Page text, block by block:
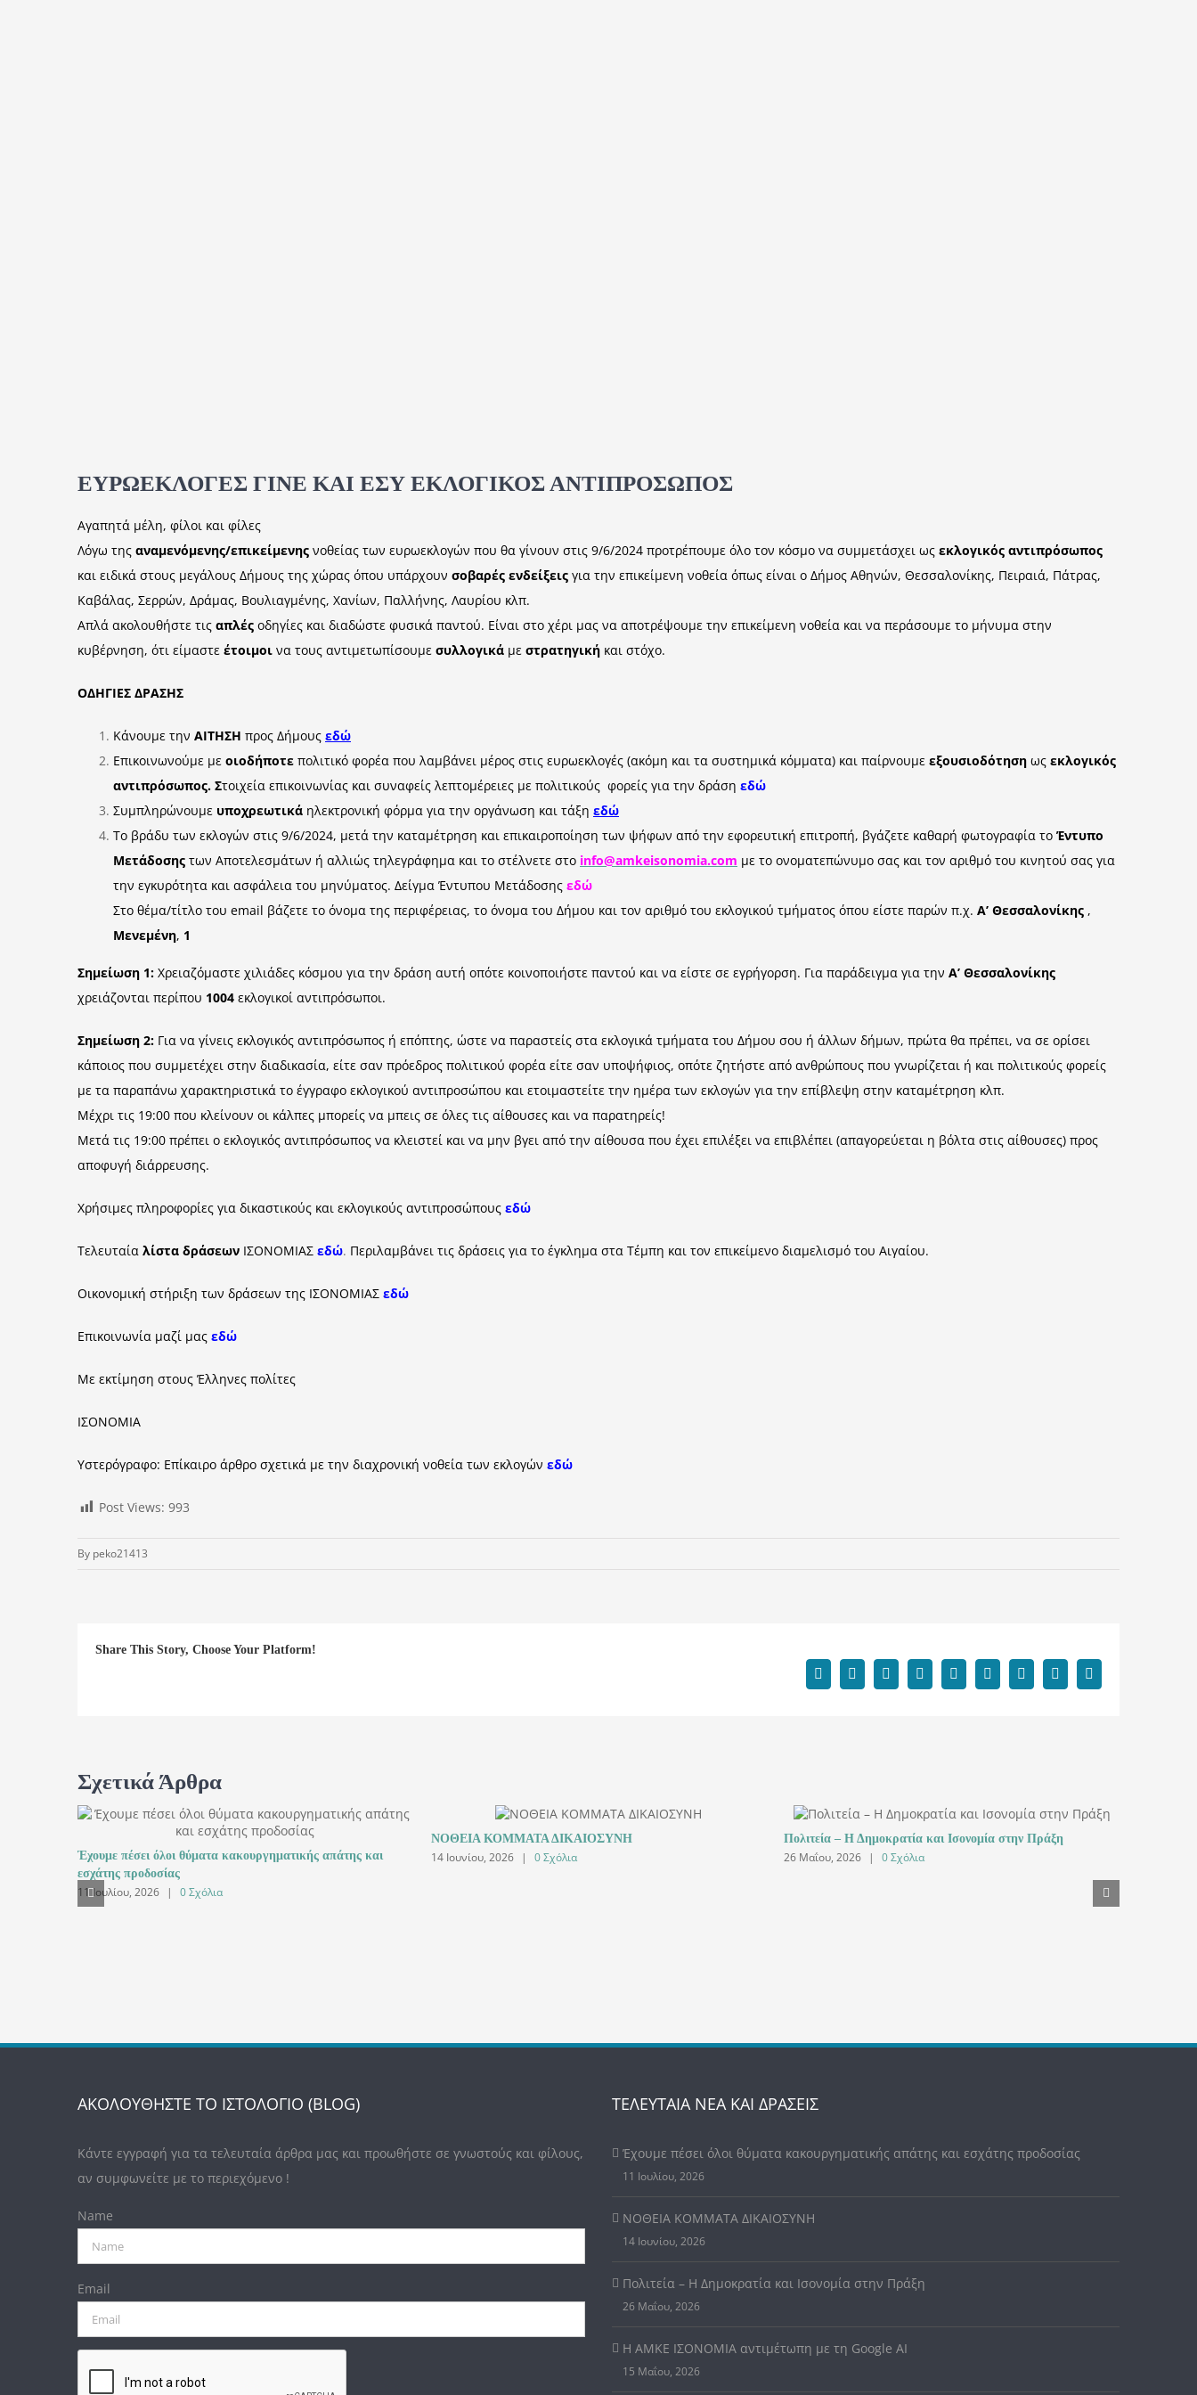
ΕΥΡΩΕΚΛΟΓΕΣ ΓΙΝΕ ΚΑΙ ΕΣΥ ΕΚΛΟΓΙΚΟΣ ΑΝΤΙΠΡΟΣΩΠΟΣ
Αγαπητά μέλη, φίλοι και φίλες
Λόγω της αναμενόμενης/επικείμενης νοθείας των ευρωεκλογών που θα γίνουν στις 9/6/2024 προτρέπουμε όλο τον κόσμο να συμμετάσχει ως εκλογικός αντιπρόσωπος
και ειδικά στους μεγάλους Δήμους της χώρας όπου υπάρχουν σοβαρές ενδείξεις για την επικείμενη νοθεία όπως είναι ο Δήμος Αθηνών, Θεσσαλονίκης, Πειραιά, Πάτρας,
Καβάλας, Σερρών, Δράμας, Βουλιαγμένης, Χανίων, Παλλήνης, Λαυρίου κλπ.
Απλά ακολουθήστε τις απλές οδηγίες και διαδώστε φυσικά παντού. Είναι στο χέρι μας να αποτρέψουμε την επικείμενη νοθεία και να περάσουμε το μήνυμα στην
κυβέρνηση, ότι είμαστε έτοιμοι να τους αντιμετωπίσουμε συλλογικά με στρατηγική και στόχο.
ΟΔΗΓΙΕΣ ΔΡΑΣΗΣ
Κάνουμε την ΑΙΤΗΣΗ προς Δήμους εδώ
Επικοινωνούμε με οιοδήποτε πολιτικό φορέα που λαμβάνει μέρος στις ευρωεκλογές (ακόμη και τα συστημικά κόμματα) και παίρνουμε εξουσιοδότηση ως εκλογικός
αντιπρόσωπος. Στοιχεία επικοινωνίας και συναφείς λεπτομέρειες με πολιτικούς φορείς για την δράση εδώ
Συμπληρώνουμε υποχρεωτικά ηλεκτρονική φόρμα για την οργάνωση και τάξη εδώ
Το βράδυ των εκλογών στις 9/6/2024, μετά την καταμέτρηση και επικαιροποίηση των ψήφων από την εφορευτική επιτροπή, βγάζετε καθαρή φωτογραφία το Έντυπο
Μετάδοσης των Αποτελεσμάτων ή αλλιώς τηλεγράφημα και το στέλνετε στο info@amkeisonomia.com με το ονοματεπώνυμο σας και τον αριθμό του κινητού σας για
την εγκυρότητα και ασφάλεια του μηνύματος. Δείγμα Έντυπου Μετάδοσης εδώ
Στο θέμα/τίτλο του email βάζετε το όνομα της περιφέρειας, το όνομα του Δήμου και τον αριθμό του εκλογικού τμήματος όπου είστε παρών π.χ. Α’ Θεσσαλονίκης ,
Μενεμένη, 1
Σημείωση 1: Χρειαζόμαστε χιλιάδες κόσμου για την δράση αυτή οπότε κοινοποιήστε παντού και να είστε σε εγρήγορση. Για παράδειγμα για την Α’ Θεσσαλονίκης
χρειάζονται περίπου 1004 εκλογικοί αντιπρόσωποι.
Σημείωση 2: Για να γίνεις εκλογικός αντιπρόσωπος ή επόπτης, ώστε να παραστείς στα εκλογικά τμήματα του Δήμου σου ή άλλων δήμων, πρώτα θα πρέπει, να σε ορίσει
κάποιος που συμμετέχει στην διαδικασία, είτε σαν πρόεδρος πολιτικού φορέα είτε σαν υποψήφιος, οπότε ζητήστε από ανθρώπους που γνωρίζεται ή και πολιτικούς φορείς
με τα παραπάνω χαρακτηριστικά το έγγραφο εκλογικού αντιπροσώπου και ετοιμαστείτε την ημέρα των εκλογών για την επίβλεψη στην καταμέτρηση κλπ.
Μέχρι τις 19:00 που κλείνουν οι κάλπες μπορείς να μπεις σε όλες τις αίθουσες και να παρατηρείς!
Μετά τις 19:00 πρέπει ο εκλογικός αντιπρόσωπος να κλειστεί και να μην βγει από την αίθουσα που έχει επιλέξει να επιβλέπει (απαγορεύεται η βόλτα στις αίθουσες) προς
αποφυγή διάρρευσης.
Χρήσιμες πληροφορίες για δικαστικούς και εκλογικούς αντιπροσώπους εδώ
Τελευταία λίστα δράσεων ΙΣΟΝΟΜΙΑΣ εδώ. Περιλαμβάνει τις δράσεις για το έγκλημα στα Τέμπη και τον επικείμενο διαμελισμό του Αιγαίου.
Οικονομική στήριξη των δράσεων της ΙΣΟΝΟΜΙΑΣ εδώ
Επικοινωνία μαζί μας εδώ
Με εκτίμηση στους Έλληνες πολίτες
ΙΣΟΝΟΜΙΑ
Υστερόγραφο: Επίκαιρο άρθρο σχετικά με την διαχρονική νοθεία των εκλογών εδώ
Post Views: 993
By peko21413
Share This Story, Choose Your Platform!
Facebook
X RedditLinkedInWhatsAppTumblrPinterestVk Email
Σχετικά Άρθρα
Έχουμε πέσει όλοι θύματα κακουργηματικής απάτης και
εσχάτης προδοσίας
11 Ιουλίου, 2026 | 0 Σχόλια
ΝΟΘΕΙΑ ΚΟΜΜΑΤΑ ΔΙΚΑΙΟΣΥΝΗ
14 Ιουνίου, 2026 | 0 Σχόλια
Πολιτεία – Η Δημοκρατία και Ισονομία στην Πράξη
26 Μαΐου, 2026 | 0 Σχόλια
ΑΚΟΛΟΥΘΗΣΤΕ ΤΟ ΙΣΤΟΛΟΓΙΟ (BLOG)
Κάντε εγγραφή για τα τελευταία άρθρα μας και προωθήστε σε γνωστούς και φίλους,
αν συμφωνείτε με το περιεχόμενο !
Name
Email
ΤΕΛΕΥΤΑΙΑ ΝΕΑ ΚΑΙ ΔΡΑΣΕΙΣ
Έχουμε πέσει όλοι θύματα κακουργηματικής απάτης και εσχάτης προδοσίας
11 Ιουλίου, 2026
ΝΟΘΕΙΑ ΚΟΜΜΑΤΑ ΔΙΚΑΙΟΣΥΝΗ
14 Ιουνίου, 2026
Πολιτεία – Η Δημοκρατία και Ισονομία στην Πράξη
26 Μαΐου, 2026
Η ΑΜΚΕ ΙΣΟΝΟΜΙΑ αντιμέτωπη με τη Google AI
15 Μαΐου, 2026